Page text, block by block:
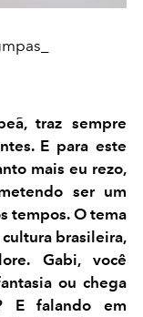
traz sempre
E para este
mais eu rezo,
ser um
tempos. O tema
brasileira,
Gabi, você
ou chega
E falando em